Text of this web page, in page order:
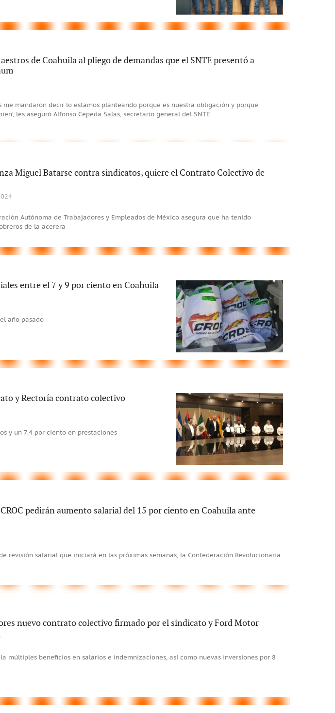
de Coahuila al pliego de demandas que el SNTE presentó a
me mandaron decir lo estamos planteando porque es nuestra obligación y porque
les aseguró Alfonso Cepeda Salas, secretario general del SNTE
Miguel Batarse contra sindicatos, quiere el Contrato Colectivo de
Autónoma de Trabajadores y Empleados de México asegura que ha tenido
de la acerera
entre el 7 y 9 por ciento en Coahuila
año pasado
y Rectoría contrato colectivo
y un 7.4 por ciento en prestaciones
pedirán aumento salarial del 15 por ciento en Coahuila ante
revisión salarial que iniciará en las próximas semanas, la Confederación Revolucionaria
nuevo contrato colectivo firmado por el sindicato y Ford Motor
múltiples beneficios en salarios e indemnizaciones, así como nuevas inversiones por 8